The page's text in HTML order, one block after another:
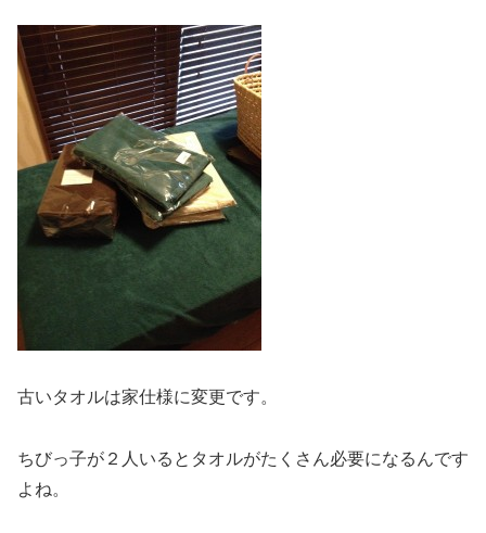
古いタオルは家仕様に変更です。
ちびっ子が２人いるとタオルがたくさん必要になるんです
よね。